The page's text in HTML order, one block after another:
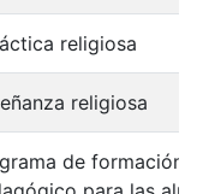
religiosa
religiosa
de formación